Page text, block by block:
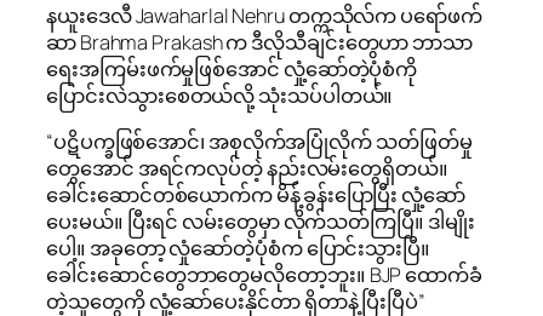
နယူးဒေလီ Jawaharlal Nehru တက္ကသိုလ်က ပရော်ဖက်
ဆာ Brahma Prakash က ဒီလိုသီချင်းတွေဟာ ဘာသာ
ရေးအကြမ်းဖက်မှုဖြစ်အောင် လှုံ့ဆော်တဲ့ပုံစံကို
ပြောင်းလဲသွားစေတယ်လို့ သုံးသပ်ပါတယ်။
“ပဋိပက္ခဖြစ်အောင်၊ အစုလိုက်အပြုံလိုက် သတ်ဖြတ်မှု
တွေအောင် အရင်ကလုပ်တဲ့ နည်းလမ်းတွေရှိတယ်။
ခေါင်းဆောင်တစ်ယောက်က မိန့်ခွန်းပြောပြီး လှုံ့ဆော်
ပေးမယ်။ ပြီးရင် လမ်းတွေမှာ လိုက်သတ်ကြပြီ။ ဒါမျိုး
ပေါ့။ အခုတော့ လှုံဆော်တဲ့ပုံစံက ပြောင်းသွားပြီ။
ခေါင်းဆောင်တွေဘာတွေမလိုတော့ဘူး။ BJP ထောက်ခံ
တဲ့သူတွေကို လှုံ့ဆော်ပေးနိုင်တာ ရှိတာနဲ့ ပြီးပြီပဲ”